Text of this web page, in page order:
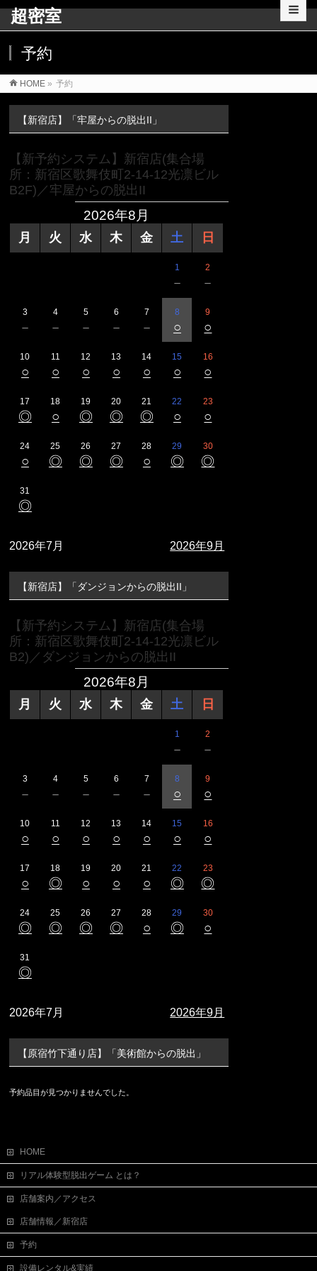
超密室
予約
HOME » 予約
【新宿店】「牢屋からの脱出II」
【新予約システム】新宿店(集合場
所：新宿区歌舞伎町2-14-12光凛ビル
B2F)／牢屋からの脱出II
2026年8月
月 火 水 木 金 土 日
1
－
2
－
3
－
4
－
5
－
6
－
7
－
8
○
9
○
10
○
11
○
12
○
13
○
14
○
15
○
16
○
17
◎
18
○
19
◎
20
◎
21
◎
22
○
23
○
24
○
25
◎
26
◎
27
◎
28
○
29
◎
30
◎
31
◎
2026年7月 2026年9月
【新宿店】「ダンジョンからの脱出II」
【新予約システム】新宿店(集合場
所：新宿区歌舞伎町2-14-12光凛ビル
B2)／ダンジョンからの脱出II
2026年8月
月 火 水 木 金 土 日
1
－
2
－
3
－
4
－
5
－
6
－
7
－
8
○
9
○
10
○
11
○
12
○
13
○
14
○
15
○
16
○
17
○
18
◎
19
○
20
○
21
○
22
◎
23
◎
24
◎
25
◎
26
◎
27
◎
28
○
29
◎
30
○
31
◎
2026年7月 2026年9月
【原宿竹下通り店】「美術館からの脱出」
予約品目が見つかりませんでした。
HOME
リアル体験型脱出ゲーム とは？
店舗案内／アクセス
店舗情報／新宿店
予約
設備レンタル&実績